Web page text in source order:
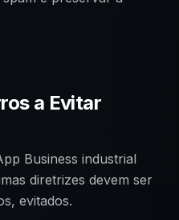
a Evitar
Business industrial
diretrizes devem ser
evitados.